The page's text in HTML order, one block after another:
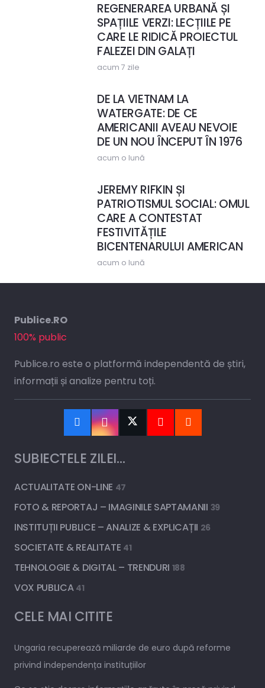
REGENERAREA URBANĂ ȘI
SPAȚIILE VERZI: LECȚIILE PE
CARE LE RIDICĂ PROIECTUL
FALEZEI DIN GALAȚI
acum 7 zile
DE LA VIETNAM LA
WATERGATE: DE CE
AMERICANII AVEAU NEVOIE
DE UN NOU ÎNCEPUT ÎN 1976
acum o lună
JEREMY RIFKIN ȘI
PATRIOTISMUL SOCIAL: OMUL
CARE A CONTESTAT
FESTIVITĂȚILE
BICENTENARULUI AMERICAN
acum o lună
Publice.RO
100% public
Publice.ro este o platformă independentă de știri,
informații și analize pentru toți.
SUBIECTELE ZILEI…
ACTUALITATE ON-LINE 47
FOTO & REPORTAJ – IMAGINILE SAPTAMANII 39
INSTITUȚII PUBLICE – ANALIZE & EXPLICAȚII 26
SOCIETATE & REALITATE 41
TEHNOLOGIE & DIGITAL – TRENDURI 188
VOX PUBLICA 41
CELE MAI CITITE
Ungaria recuperează miliarde de euro după reforme
privind independența instituțiilor